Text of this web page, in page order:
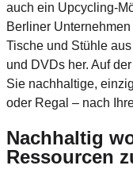
auch ein Upcycling-
Berliner Unternehmen
Tische und Stühle
und DVDs her. Auf
Sie nachhaltige,
oder Regal – nach
Nachhaltig
Ressourcen